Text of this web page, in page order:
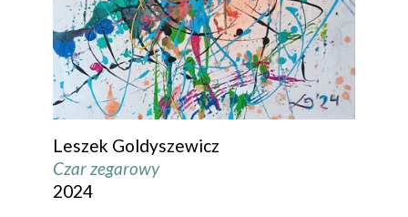
Leszek Goldyszewicz
Czar zegarowy
2024